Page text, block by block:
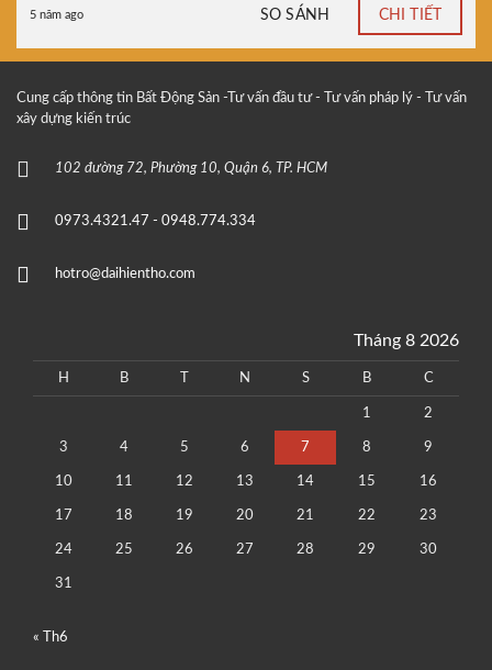
5 năm ago SO SÁNH CHI TIẾT
Cung cấp thông tin Bất Động Sản -Tư vấn đầu tư - Tư vấn pháp lý - Tư vấn
xây dựng kiến trúc
102 đường 72, Phường 10, Quận 6, TP. HCM
0973.4321.47 - 0948.774.334
hotro@daihientho.com
Tháng 8 2026
H B N S B C
1 2
3 4 5 6 7 8 9
10 11 12 13 14 15 16
17 18 19 20 21 22 23
24 25 26 27 28 29 30
31
« Th6